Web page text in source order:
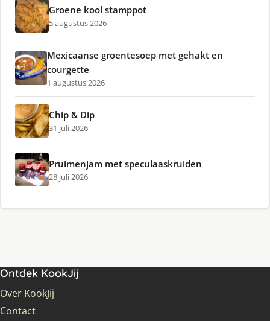
Groene kool stamppot
5 augustus 2026
Mexicaanse groentesoep met gehakt en
courgette
1 augustus 2026
Chip & Dip
31 juli 2026
Pruimenjam met speculaaskruiden
28 juli 2026
Ontdek KookJij
Over KookJij
Contact